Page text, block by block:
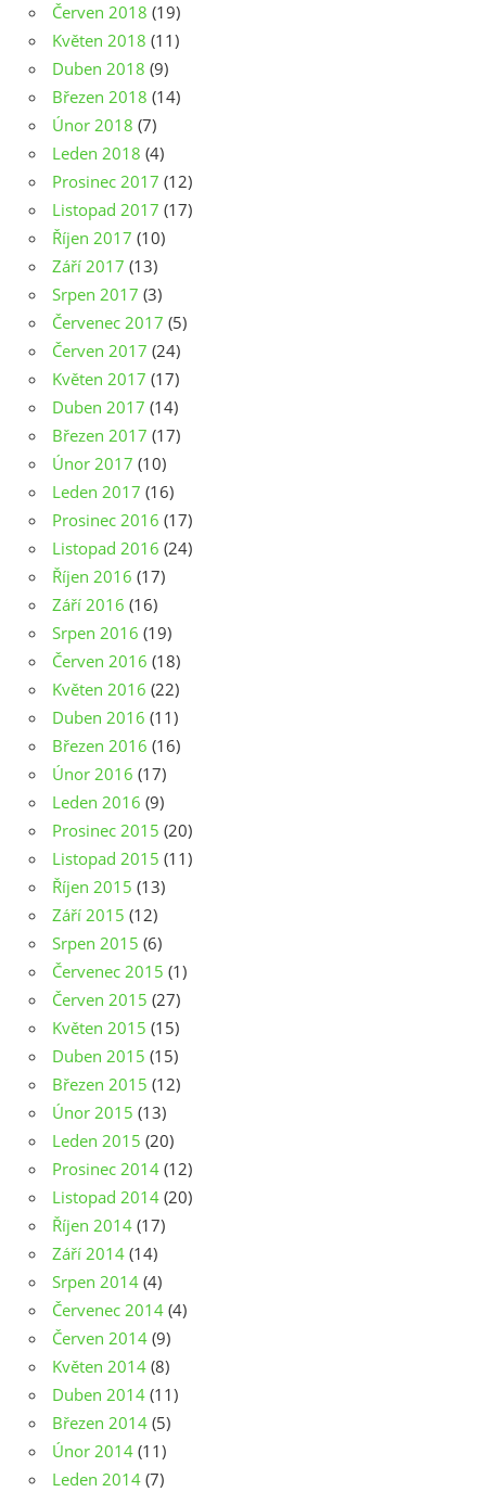
Červen 2018 (19)
Květen 2018 (11)
Duben 2018 (9)
Březen 2018 (14)
Únor 2018 (7)
Leden 2018 (4)
Prosinec 2017 (12)
Listopad 2017 (17)
Říjen 2017 (10)
Září 2017 (13)
Srpen 2017 (3)
Červenec 2017 (5)
Červen 2017 (24)
Květen 2017 (17)
Duben 2017 (14)
Březen 2017 (17)
Únor 2017 (10)
Leden 2017 (16)
Prosinec 2016 (17)
Listopad 2016 (24)
Říjen 2016 (17)
Září 2016 (16)
Srpen 2016 (19)
Červen 2016 (18)
Květen 2016 (22)
Duben 2016 (11)
Březen 2016 (16)
Únor 2016 (17)
Leden 2016 (9)
Prosinec 2015 (20)
Listopad 2015 (11)
Říjen 2015 (13)
Září 2015 (12)
Srpen 2015 (6)
Červenec 2015 (1)
Červen 2015 (27)
Květen 2015 (15)
Duben 2015 (15)
Březen 2015 (12)
Únor 2015 (13)
Leden 2015 (20)
Prosinec 2014 (12)
Listopad 2014 (20)
Říjen 2014 (17)
Září 2014 (14)
Srpen 2014 (4)
Červenec 2014 (4)
Červen 2014 (9)
Květen 2014 (8)
Duben 2014 (11)
Březen 2014 (5)
Únor 2014 (11)
Leden 2014 (7)